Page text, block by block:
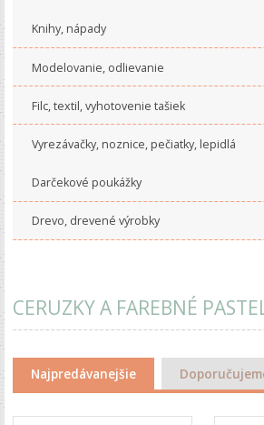
Knihy, nápady
Modelovanie, odlievanie
Filc, textil, vyhotovenie tašiek
Vyrezávačky, noznice, pečiatky, lepidlá
Darčekové poukážky
Drevo, drevené výrobky
CERUZKY A FAREBNÉ
Najpredávanejšie